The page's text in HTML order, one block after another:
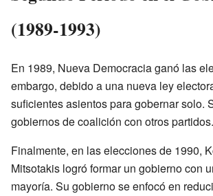
(1989-1993)
En 1989, Nueva Democracia ganó las
embargo, debido a una nueva ley
suficientes asientos para gobernar solo.
gobiernos de coalición con otros partidos.
Finalmente, en las elecciones de 1990,
Mitsotakis logró formar un gobierno con
mayoría. Su gobierno se enfocó en